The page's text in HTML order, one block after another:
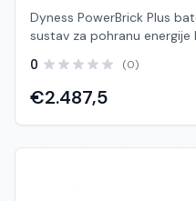
Dyness PowerBrick Plus
sustav za pohranu energije
solarne energije,
komercijalne objekte.
(litij-željezo-fosfat)
osigurava maksimalnu
učinkovitost pri svakodnevnom
0 (0)
€2.487,5